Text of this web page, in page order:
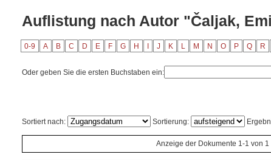
Auflistung nach Autor "Čaljak,
0-9 A B C D E F G H J K L M N O P Q R
Oder geben Sie die ersten Buchstaben ein:
Sortiert nach: Sortierung:
Anzeige der Dokumente 1-1 von 1